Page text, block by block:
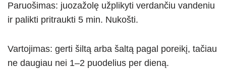
Paruošimas: juozažolę užplikyti verdančiu vandeniu
ir palikti pritraukti 5 min. Nukošti.
Vartojimas: gerti šiltą arba šaltą pagal poreikį, tačiau
ne daugiau nei 1–2 puodelius per dieną.